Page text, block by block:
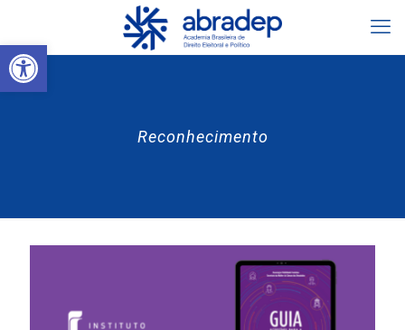
Abrir a barra de ferramentas
Reconhecimento